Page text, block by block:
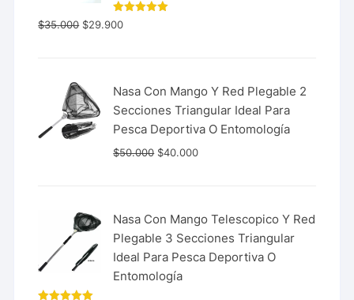
Valorado
con
$35.000 $29.900
Nasa Con Mango Y Red Plegable 2
Secciones Triangular Ideal Para
Pesca Deportiva O Entomología
$50.000 $40.000
Nasa Con Mango Telescopico Y Red
Plegable 3 Secciones Triangular
Ideal Para Pesca Deportiva O
Entomología